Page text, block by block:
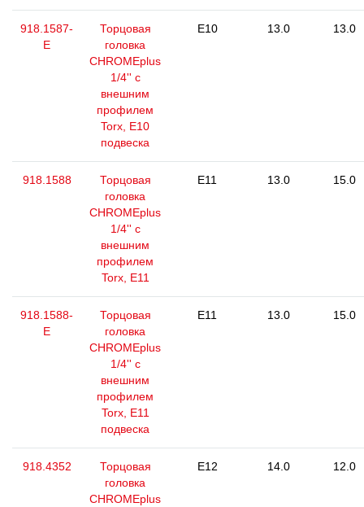
918.1587-
E
Торцовая
головка
CHROMEplus
1/4'' с
внешним
профилем
Torx, E10
подвеска
E10 13.0 13.0
918.1588
Торцовая
головка
CHROMEplus
1/4'' с
внешним
профилем
Torx, E11
E11 13.0 15.0
918.1588-
E
Торцовая
головка
CHROMEplus
1/4'' с
внешним
профилем
Torx, E11
подвеска
E11 13.0 15.0
918.4352
Торцовая
головка
CHROMEplus
E12 14.0 12.0